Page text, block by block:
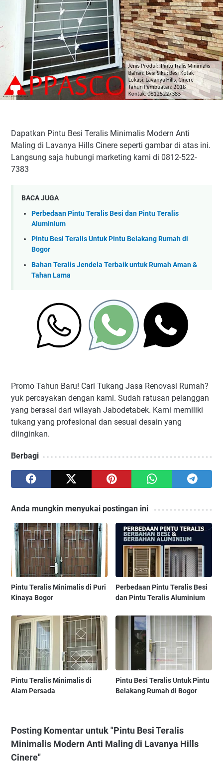
Dapatkan Pintu Besi Teralis Minimalis Modern Anti
Maling di Lavanya Hills Cinere seperti gambar di atas ini.
Langsung saja hubungi marketing kami di 0812-522-
7383
BACA JUGA
Perbedaan Pintu Teralis Besi dan Pintu Teralis
Aluminium
Pintu Besi Teralis Untuk Pintu Belakang Rumah di
Bogor
Bahan Teralis Jendela Terbaik untuk Rumah Aman &
Tahan Lama
Promo Tahun Baru! Cari Tukang Jasa Renovasi Rumah?
yuk percayakan dengan kami. Sudah ratusan pelanggan
yang berasal dari wilayah Jabodetabek. Kami memiliki
tukang yang profesional dan sesuai desain yang
diinginkan.
Berbagi
Anda mungkin menyukai postingan ini
Pintu Teralis Minimalis di Puri
Kinaya Bogor
Perbedaan Pintu Teralis Besi
dan Pintu Teralis Aluminium
Pintu Teralis Minimalis di
Alam Persada
Pintu Besi Teralis Untuk Pintu
Belakang Rumah di Bogor
Posting Komentar untuk "Pintu Besi Teralis
Minimalis Modern Anti Maling di Lavanya Hills
Cinere"